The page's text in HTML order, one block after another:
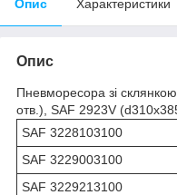
Опис Характеристики
Опис
Пневморесора зі
отв.), SAF 2923V
SAF 3228103100
SAF 3229003100
SAF 3229213100